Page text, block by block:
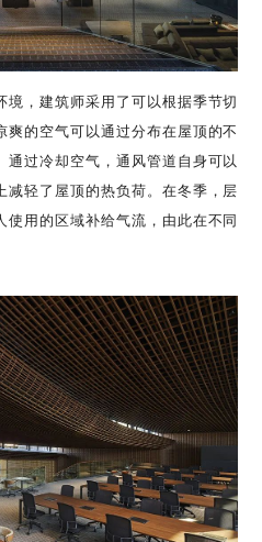
境，建筑师采用了可以根据季节切
的空气可以通过分布在屋顶的不
过冷却空气，通风管道自身可以
减轻了屋顶的热负荷。在冬季，层
使用的区域补给气流，由此在不同